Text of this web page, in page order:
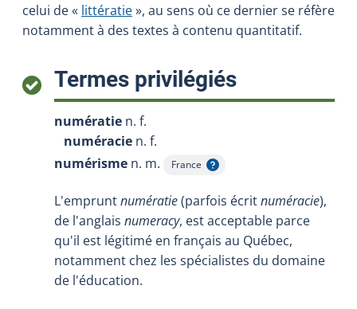
celui de « littératie», au sens où ce dernier se réfère
notamment à des textes à contenu quantitatif.
Termes privilégiés:
numératie n. f.
numéracie n. f.
numérisme n. m. France
Afficher l'infobulle
L'empruntnumératie(parfois écritnuméracie),
de l'anglais numeracy, est acceptable parce
qu'il est légitimé en français au Québec,
notamment chez les spécialistes du domaine
de l'éducation.